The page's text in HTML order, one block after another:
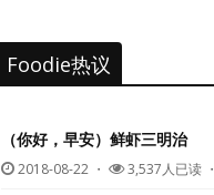
Foodie热议
（你好，早安）鲜虾三明治
2018-08-22 ・ 3,537人已读 ・